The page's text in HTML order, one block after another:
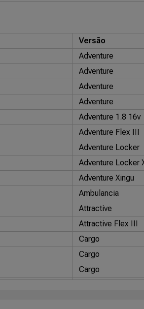
Versão
Adventure
Adventure
Adventure
Adventure
Adventure 1.8 16v
Adventure Flex III
Adventure Locker
Adventure Locker
Adventure Xingu
Ambulancia
Attractive
Attractive Flex III
Cargo
Cargo
Cargo